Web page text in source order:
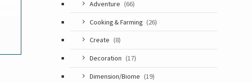
Adventure (66)
Cooking & Farming (26)
Create (8)
Decoration (17)
Dimension/Biome (19)